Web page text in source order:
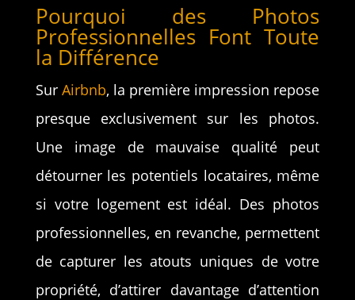
Pourquoi des Photos
Professionnelles Font Toute
la Différence
Sur Airbnb, la première impression repose
presque exclusivement sur les photos.
Une image de mauvaise qualité peut
détourner les potentiels locataires, même
si votre logement est idéal. Des photos
professionnelles, en revanche, permettent
de capturer les atouts uniques de votre
propriété, d’attirer davantage d’attention